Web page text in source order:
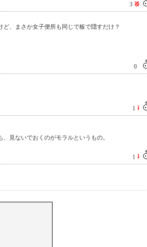
3
、まさか女子便所も同じで板で隠すだけ？
0
1
見ないでおくのがモラルというもの。
1